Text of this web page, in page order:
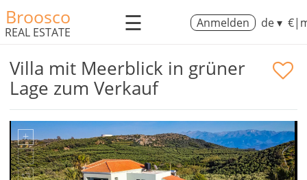
Broosco
REAL ESTATE ☰ Anmelden de ▾
Villa mit Meerblick in grüner
Lage zum Verkauf